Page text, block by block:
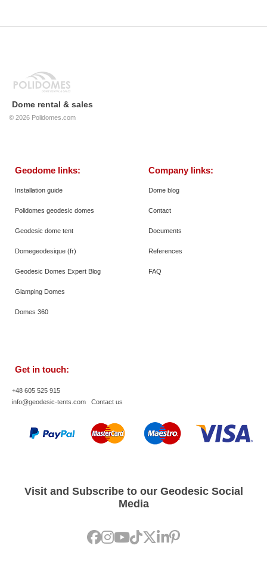
Dome rental & sales
© 2026 Polidomes.com
Geodome links:
Installation guide
Polidomes geodesic domes
Geodesic dome tent
Domegeodesique (fr)
Geodesic Domes Expert Blog
Glamping Domes
Domes 360
Company links:
Dome blog
Contact
Documents
References
FAQ
Get in touch:
+48 605 525 915
info@geodesic-tents.com
Contact us
Visit and Subscribe to our Geodesic Social
Media